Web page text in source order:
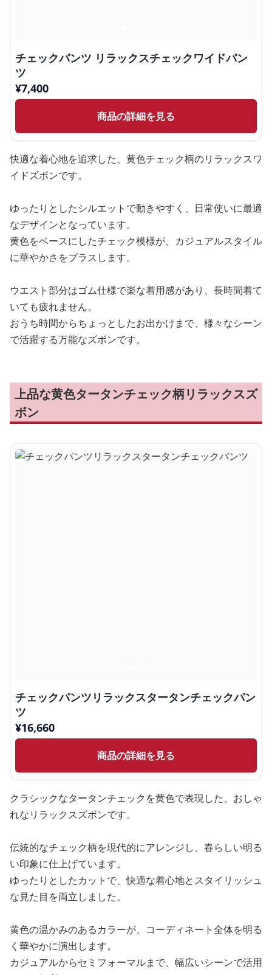
チェックパンツ リラックスチェックワイドパン
ツ
¥7,400
商品の詳細を見る
快適な着心地を追求した、黄色チェック柄のリラックスワ
イドズボンです。
ゆったりとしたシルエットで動きやすく、日常使いに最適
なデザインとなっています。
黄色をベースにしたチェック模様が、カジュアルスタイル
に華やかさをプラスします。
ウエスト部分はゴム仕様で楽な着用感があり、長時間着て
いても疲れません。
おうち時間からちょっとしたお出かけまで、様々なシーン
で活躍する万能なズボンです。
上品な黄色タータンチェック柄リラックスズ
ボン
チェックパンツリラックスタータンチェックパン
ツ
¥16,660
商品の詳細を見る
クラシックなタータンチェックを黄色で表現した、おしゃ
れなリラックスズボンです。
伝統的なチェック柄を現代的にアレンジし、春らしい明る
い印象に仕上げています。
ゆったりとしたカットで、快適な着心地とスタイリッシュ
な見た目を両立しました。
黄色の温かみのあるカラーが、コーディネート全体を明る
く華やかに演出します。
カジュアルからセミフォーマルまで、幅広いシーンで活用